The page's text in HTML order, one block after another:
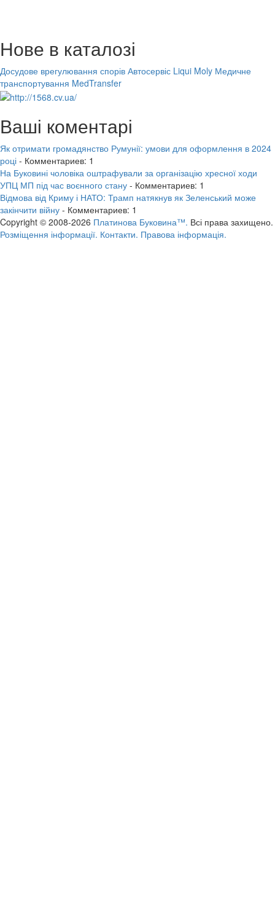
Нове в каталозі
Досудове врегулювання спорів Автосервіс Liqui Moly Медичне
транспортування MedTransfer
Ваші коментарі
Як отримати громадянство Румунії: умови для оформлення в 2024
році - Комментариев: 1
На Буковині чоловіка оштрафували за організацію хресної ходи
УПЦ МП під час воєнного стану - Комментариев: 1
Відмова від Криму і НАТО: Трамп натякнув як Зеленський може
закінчити війну - Комментариев: 1
Copyright © 2008-2026 Платинова Буковина™. Всі права захищено.
Розміщення інформації. Контакти. Правова інформація.